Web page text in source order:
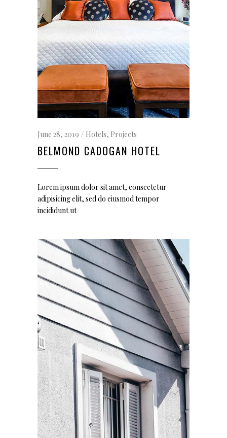
June 28, 2019 Hotels, Projects
BELMOND CADOGAN HOTEL
Lorem ipsum dolor sit amet, consectetur
adipisicing elit, sed do eiusmod tempor
incididunt ut